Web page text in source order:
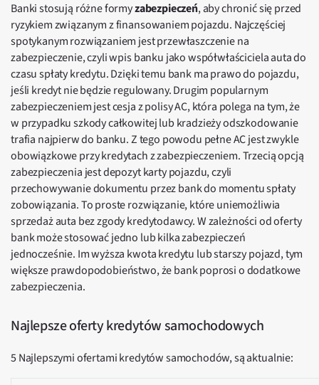
Banki stosują różne formyzabezpieczeń, aby chronić się przed
ryzykiem związanym z finansowaniem pojazdu. Najczęściej
spotykanym rozwiązaniem jest przewłaszczenie na
zabezpieczenie, czyli wpis banku jako współwłaściciela auta do
czasu spłaty kredytu. Dzięki temu bank ma prawo do pojazdu,
jeśli kredyt nie będzie regulowany. Drugim popularnym
zabezpieczeniem jest cesja z polisy AC, która polega na tym, że
w przypadku szkody całkowitej lub kradzieży odszkodowanie
trafia najpierw do banku. Z tego powodu pełne AC jest zwykle
obowiązkowe przy kredytach z zabezpieczeniem. Trzecią opcją
zabezpieczenia jest depozyt karty pojazdu, czyli
przechowywanie dokumentu przez bank do momentu spłaty
zobowiązania. To proste rozwiązanie, które uniemożliwia
sprzedaż auta bez zgody kredytodawcy. W zależności od oferty
bank może stosować jedno lub kilka zabezpieczeń
jednocześnie. Im wyższa kwota kredytu lub starszy pojazd, tym
większe prawdopodobieństwo, że bank poprosi o dodatkowe
zabezpieczenia.
Najlepsze oferty kredytów samochodowych
5 Najlepszymi ofertami kredytów samochodów, są aktualnie: